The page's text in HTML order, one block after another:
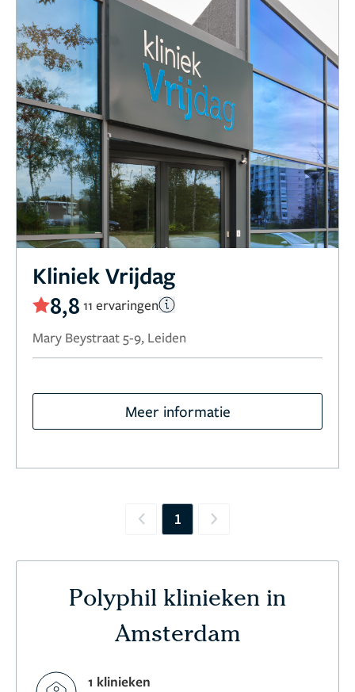
Kliniek Vrijdag
8,8 11 ervaringen
Mary Beystraat 5-9, Leiden
Meer informatie
Previous
1 Next
Polyphil klinieken in
Amsterdam
1 klinieken